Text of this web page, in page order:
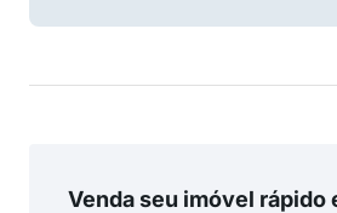
Venda seu imóvel rápido